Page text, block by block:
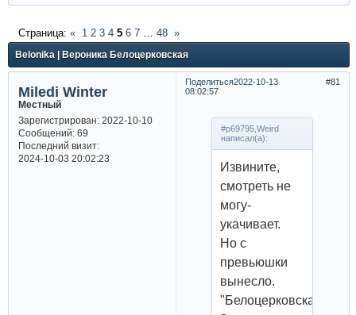
Belonika | Вероника Белоцерковская
Страница: « 1 2 3 4 5 6 7 48 »
Поделиться 81
2022-10-13
08:02:57
Miledi Winter
Местный
Зарегистрирован: 2022-10-10
Сообщений:69
Последний визит:
2024-10-03 20:02:23
#p69795,Weird
написал(а):
Извините,
смотреть не
могу-
укачивает.
Но с
превьюшки
вынесло.
"Белоцерковская: